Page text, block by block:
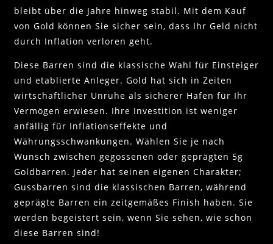
bleibt über die Jahre hinweg stabil. Mit dem Kauf
von Gold können Sie sicher sein, dass Ihr Geld nicht
durch Inflation verloren geht.
Diese Barren sind die klassische Wahl für Einsteiger
und etablierte Anleger. Gold hat sich in Zeiten
wirtschaftlicher Unruhe als sicherer Hafen für Ihr
Vermögen erwiesen. Ihre Investition ist weniger
anfällig für Inflationseffekte und
Währungsschwankungen. Wählen Sie je nach
Wunsch zwischen gegossenen oder geprägten 5g
Goldbarren. Jeder hat seinen eigenen Charakter;
Gussbarren sind die klassischen Barren, während
geprägte Barren ein zeitgemäßes Finish haben. Sie
werden begeistert sein, wenn Sie sehen, wie schön
diese Barren sind!